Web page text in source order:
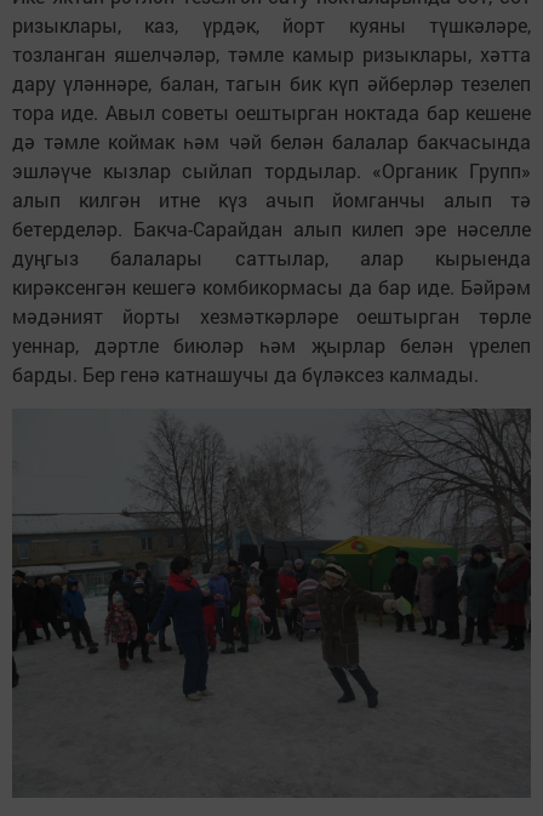
ризыклары, каз, үрдәк, йорт куяны түшкәләре,
тозланган яшелчәләр, тәмле камыр ризыклары, хәтта
дару үләннәре, балан, тагын бик күп әйберләр тезелеп
тора иде. Авыл советы оештырган ноктада бар кешене
дә тәмле коймак һәм чәй белән балалар бакчасында
эшләүче кызлар сыйлап тордылар. «Органик Групп»
алып килгән итне күз ачып йомганчы алып тә
бетерделәр. Бакча-Сарайдан алып килеп эре нәселле
дуңгыз балалары саттылар, алар кырыенда
кирәксенгән кешегә комбикормасы да бар иде. Бәйрәм
мәдәният йорты хезмәткәрләре оештырган төрле
уеннар, дәртле биюләр һәм җырлар белән үрелеп
барды. Бер генә катнашучы да бүләксез калмады.